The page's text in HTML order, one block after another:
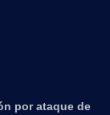
por ataque de